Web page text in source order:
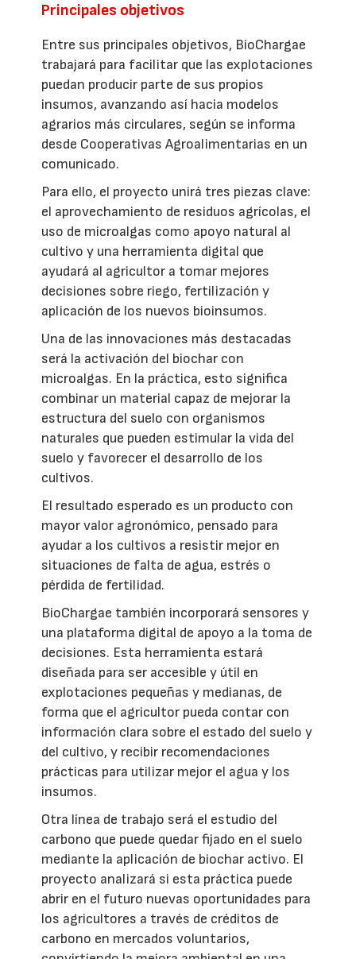
Principales objetivos
Entre sus principales objetivos, BioChargae
trabajará para facilitar que las explotaciones
puedan producir parte de sus propios
insumos, avanzando así hacia modelos
agrarios más circulares, según se informa
desde Cooperativas Agroalimentarias en un
comunicado.
Para ello, el proyecto unirá tres piezas clave:
el aprovechamiento de residuos agrícolas, el
uso de microalgas como apoyo natural al
cultivo y una herramienta digital que
ayudará al agricultor a tomar mejores
decisiones sobre riego, fertilización y
aplicación de los nuevos bioinsumos.
Una de las innovaciones más destacadas
será la activación del biochar con
microalgas. En la práctica, esto significa
combinar un material capaz de mejorar la
estructura del suelo con organismos
naturales que pueden estimular la vida del
suelo y favorecer el desarrollo de los
cultivos.
El resultado esperado es un producto con
mayor valor agronómico, pensado para
ayudar a los cultivos a resistir mejor en
situaciones de falta de agua, estrés o
pérdida de fertilidad.
BioChargae también incorporará sensores y
una plataforma digital de apoyo a la toma de
decisiones. Esta herramienta estará
diseñada para ser accesible y útil en
explotaciones pequeñas y medianas, de
forma que el agricultor pueda contar con
información clara sobre el estado del suelo y
del cultivo, y recibir recomendaciones
prácticas para utilizar mejor el agua y los
insumos.
Otra línea de trabajo será el estudio del
carbono que puede quedar fijado en el suelo
mediante la aplicación de biochar activo. El
proyecto analizará si esta práctica puede
abrir en el futuro nuevas oportunidades para
los agricultores a través de créditos de
carbono en mercados voluntarios,